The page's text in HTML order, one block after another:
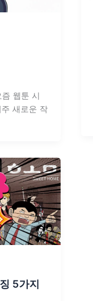
웹툰 시
새로운 작
5가지